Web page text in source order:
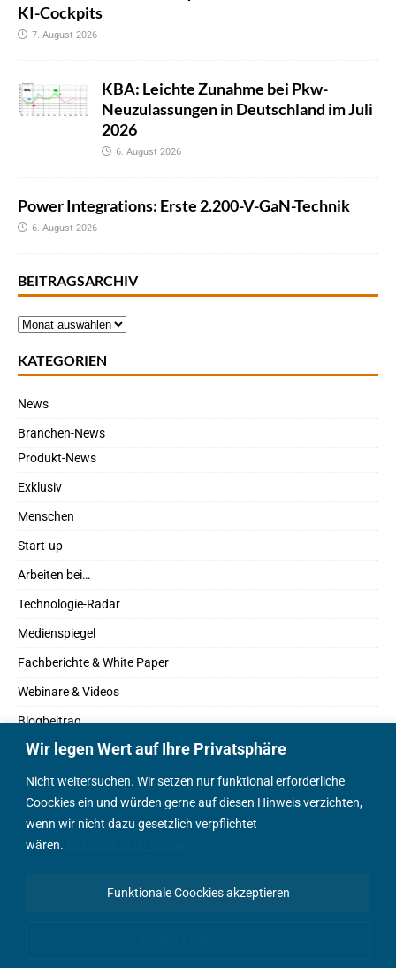
Wir legen Wert auf Ihre Privatsphäre
Nicht weitersuchen. Wir setzen nur funktional erforderliche
Coockies ein und würden gerne auf diesen Hinweis verzichten,
wenn wir nicht dazu gesetzlich verpflichtet
wären.
Funktionale Coockies akzeptieren
KI-Cockpits
7. August 2026
KBA: Leichte Zunahme bei Pkw-
Neuzulassungen in Deutschland im Juli
2026
6. August 2026
Power Integrations: Erste 2.200-V-GaN-Technik
6. August 2026
BEITRAGSARCHIV
KATEGORIEN
News
Branchen-News
Produkt-News
Exklusiv
Menschen
Start-up
Arbeiten bei…
Technologie-Radar
Medienspiegel
Fachberichte & White Paper
Webinare & Videos
Blogbeitrag
Fachbücher
Marktreport
Podcasts
Positionspapier
English Content